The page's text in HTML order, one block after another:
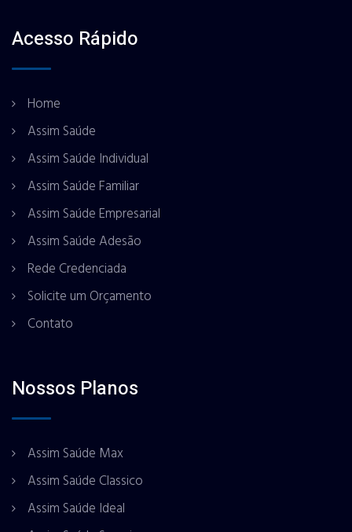
Acesso Rápido
Home
Assim Saúde
Assim Saúde Individual
Assim Saúde Familiar
Assim Saúde Empresarial
Assim Saúde Adesão
Rede Credenciada
Solicite um Orçamento
Contato
Nossos Planos
Assim Saúde Max
Assim Saúde Classico
Assim Saúde Ideal